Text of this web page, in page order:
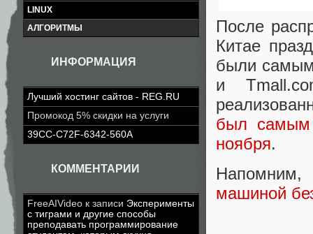
LINUX
АЛГОРИТМЫ
ИНФОРМАЦИЯ
Лучший хостинг сайтов - REG.RU
Промокод 5% скидки на услуги
39CC-C72F-6342-560A
КОММЕНТАРИИ
FreeAIVideo к записи Эксперименты
с тиграми и другие способы
преподавать программирование
После
Китае
были
и
был самым
ноября.
машиной